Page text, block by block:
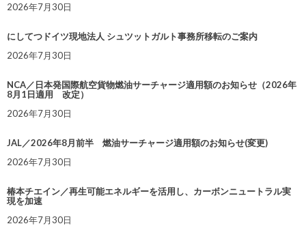
2026年7月30日
にしてつドイツ現地法人 シュツットガルト事務所移転のご案内
2026年7月30日
NCA／日本発国際航空貨物燃油サーチャージ適用額のお知らせ（2026年
8月1日適用 改定）
2026年7月30日
JAL／2026年8月前半 燃油サーチャージ適用額のお知らせ(変更)
2026年7月30日
椿本チエイン／再生可能エネルギーを活用し、カーボンニュートラル実
現を加速
2026年7月30日